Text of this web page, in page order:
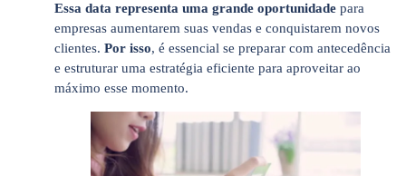
Essa data representa uma grande oportunidade para
empresas aumentarem suas vendas e conquistarem novos
clientes. Por isso, é essencial se preparar com antecedência
e estruturar uma estratégia eficiente para aproveitar ao
máximo esse momento.